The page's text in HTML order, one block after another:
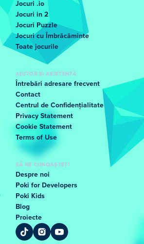
Jocuri .io
Jocuri in 2
Jocuri Puzzle
Jocuri cu Îmbrăcăminte
Toate jocurile
AJUTOR ȘI ASISTENȚĂ
Întrebări adresare frecvent
Contact
Centrul de Confidențialitate
Privacy Statement
Cookie Statement
Terms of Use
SĂ NE CUNOAȘTEȚI
Despre noi
Poki for Developers
Poki Kids
Blog
Proiecte